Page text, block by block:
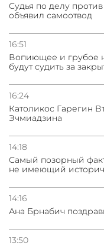
Судья по делу
объявил самоотвод
16:51
Вопиющее и грубое
будут судить за
16:24
Католикос Гарегин
Эчмиадзина
14:18
Самый позорный
не имеющий
14:16
Ана Брнабич
13:50